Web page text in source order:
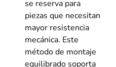
se reserva para
piezas que necesitan
mayor resistencia
mecánica. Este
método de montaje
equilibrado soporta